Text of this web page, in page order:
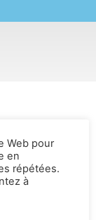
Web pour
en
répétées.
à